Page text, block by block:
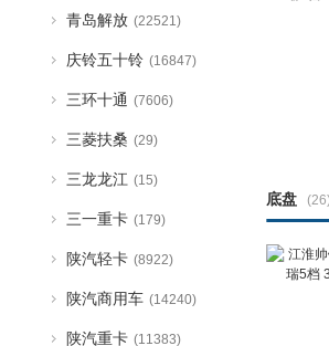
青岛解放 (22521)
庆铃五十铃 (16847)
三环十通 (7606)
三菱扶桑 (29)
三龙龙江 (15)
三一重卡 (179)
陕汽轻卡 (8922)
陕汽商用车 (14240)
陕汽重卡 (11383)
底盘